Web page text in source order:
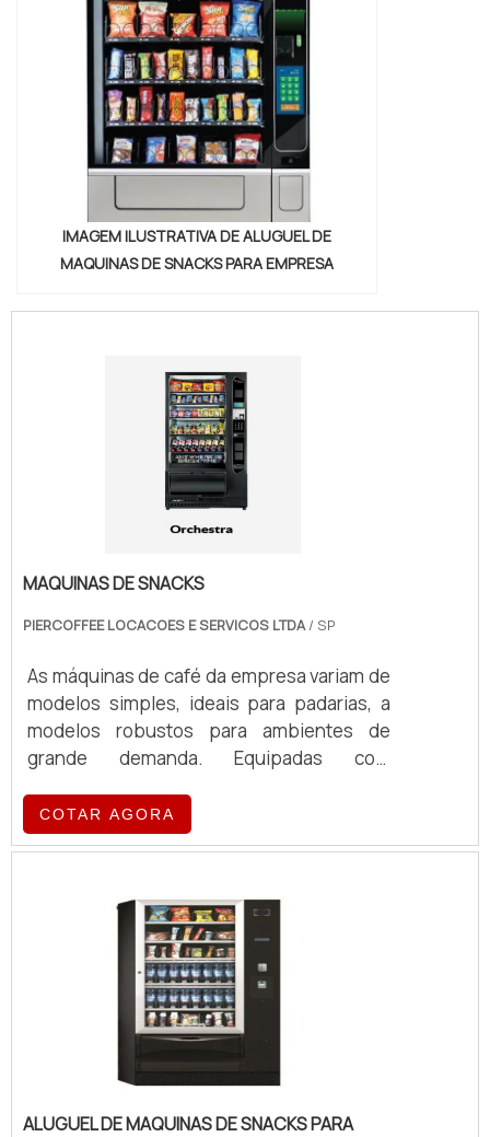
IMAGEM ILUSTRATIVA DE ALUGUEL DE
MAQUINAS DE SNACKS PARA EMPRESA
MAQUINAS DE SNACKS
PIERCOFFEE LOCACOES E SERVICOS LTDA/ SP
As máquinas de café da empresa variam de
modelos simples, ideais para padarias, a
modelos robustos para ambientes de
grande demanda. Equipadas com
oferecem eficiência e qualidade no
preparo de café, atendendo a diferentes
COTAR AGORA
ALUGUEL DE MAQUINAS DE SNACKS PARA